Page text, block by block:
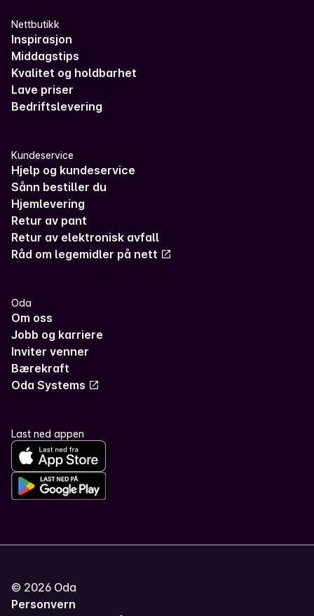
Nettbutikk
Inspirasjon
Middagstips
Kvalitet og holdbarhet
Lave priser
Bedriftslevering
Kundeservice
Hjelp og kundeservice
Sånn bestiller du
Hjemlevering
Retur av pant
Retur av elektronisk avfall
Råd om legemidler på nett
Oda
Om oss
Jobb og karriere
Inviter venner
Bærekraft
Oda Systems
Last ned appen
© 2026 Oda
Personvern